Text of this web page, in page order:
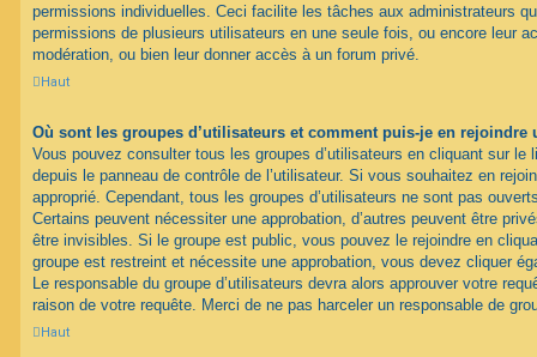
permissions individuelles. Ceci facilite les tâches aux administrateurs
permissions de plusieurs utilisateurs en une seule fois, ou encore leur
modération, ou bien leur donner accès à un forum privé.
Haut
Où sont les groupes d’utilisateurs et comment puis-je en rejoindre
Vous pouvez consulter tous les groupes d’utilisateurs en cliquant sur le
depuis le panneau de contrôle de l’utilisateur. Si vous souhaitez en
approprié. Cependant, tous les groupes d’utilisateurs ne sont pas
Certains peuvent nécessiter une approbation, d’autres peuvent être
être invisibles. Si le groupe est public, vous pouvez le rejoindre en
groupe est restreint et nécessite une approbation, vous devez cliquer
Le responsable du groupe d’utilisateurs devra alors approuver votre
raison de votre requête. Merci de ne pas harceler un responsable de
Haut